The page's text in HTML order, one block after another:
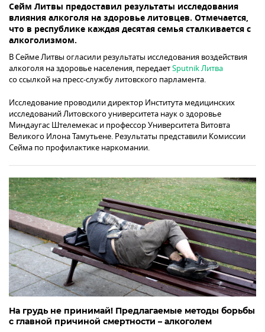
Сейм Литвы предоставил результаты исследования
влияния алкоголя на здоровье литовцев. Отмечается,
что в республике каждая десятая семья сталкивается с
алкоголизмом.
В Сейме Литвы огласили результаты исследования воздействия
алкоголя на здоровье населения, передаетSputnik Литва
со ссылкой на пресс-службу литовского парламента.
Исследование проводили директор Института медицинских
исследований Литовского университета наук о здоровье
Миндаугас Штелемекас и профессор Университета Витовта
Великого Илона Тамутьене. Результаты представили Комиссии
Сейма по профилактике наркомании.
На грудь не принимай! Предлагаемые методы борьбы
с главной причиной смертности – алкоголем